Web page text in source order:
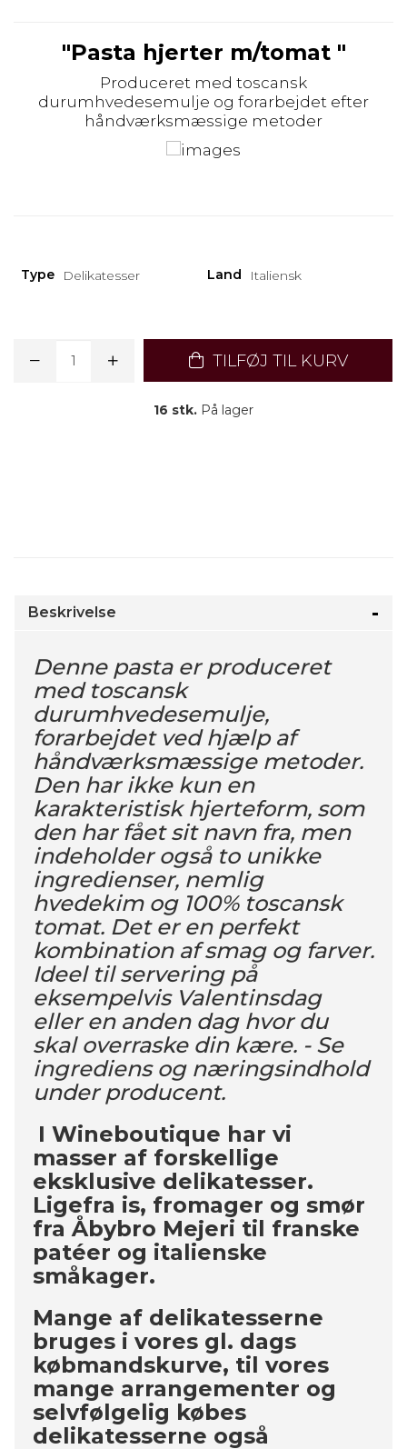
"Pasta hjerter m/tomat "
Produceret med toscansk
durumhvedesemulje og forarbejdet efter
håndværksmæssige metoder
Type Delikatesser Land Italiensk
TILFØJ TIL KURV
16 stk. På lager
Beskrivelse
Denne pasta er produceret
med toscansk
durumhvedesemulje,
forarbejdet ved hjælp af
håndværksmæssige metoder.
Den har ikke kun en
karakteristisk hjerteform, som
den har fået sit navn fra, men
indeholder også to unikke
ingredienser, nemlig
hvedekim og 100% toscansk
tomat. Det er en perfekt
kombination af smag og farver.
Ideel til servering på
eksempelvis Valentinsdag
eller en anden dag hvor du
skal overraske din kære. - Se
ingrediens og næringsindhold
under producent.
I Wineboutique har vi
masser af forskellige
eksklusive delikatesser.
Ligefra is, fromager og smør
fra Åbybro Mejeri til franske
patéer og italienske
småkager.
Mange af delikatesserne
bruges i vores gl. dags
købmandskurve, til vores
mange arrangementer og
selvfølgelig købes
delikatesserne også